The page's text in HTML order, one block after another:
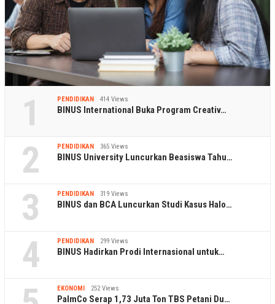
1 PENDIDIKAN 414 Views
BINUS International Buka Program Creativ…
2 PENDIDIKAN 365 Views
BINUS University Luncurkan Beasiswa Tahu…
3 PENDIDIKAN 319 Views
BINUS dan BCA Luncurkan Studi Kasus Halo…
4 PENDIDIKAN 299 Views
BINUS Hadirkan Prodi Internasional untuk…
EKONOMI 252 Views
PalmCo Serap 1,73 Juta Ton TBS Petani Du…